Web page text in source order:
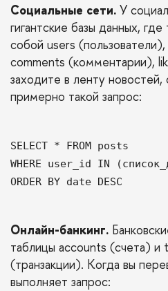
Социальные сети. У
гигантские базы данных,
собой users
comments (комментарии),
заходите в ленту новостей,
примерно такой запрос:
SELECT * FROM posts
WHERE user_id IN
ORDER BY date DESC
Онлайн-банкинг.
таблицы accounts (счета) и
(транзакции). Когда вы
выполняет запрос: